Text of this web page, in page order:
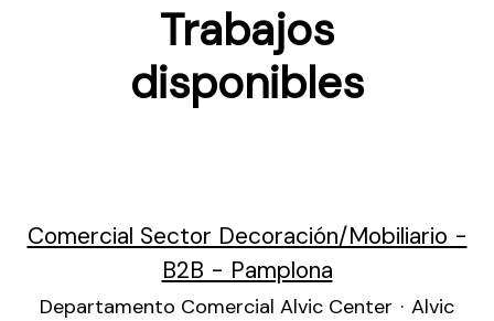
Trabajos
disponibles
Comercial Sector Decoración/Mobiliario -
B2B - Pamplona
Departamento Comercial Alvic Center · Alvic